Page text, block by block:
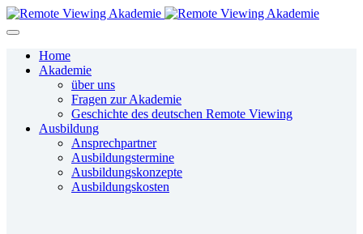
Home
Akademie
über uns
Fragen zur Akademie
Geschichte des deutschen Remote Viewing
Ausbildung
Ansprechpartner
Ausbildungstermine
Ausbildungskonzepte
Ausbildungskosten